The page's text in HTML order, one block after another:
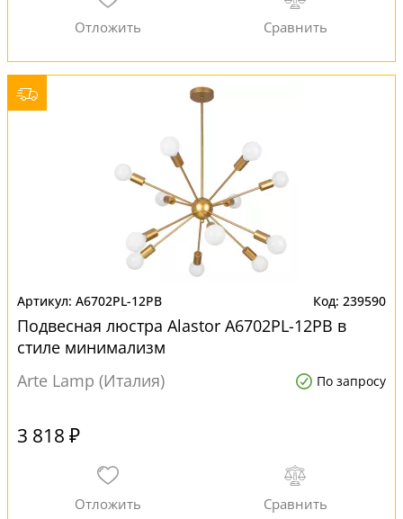
A6702PL-12PB 239590
Подвесная люстра Alastor A6702PL-12PB в
стиле минимализм
Arte Lamp (Италия)
По запросу
3 818 ₽